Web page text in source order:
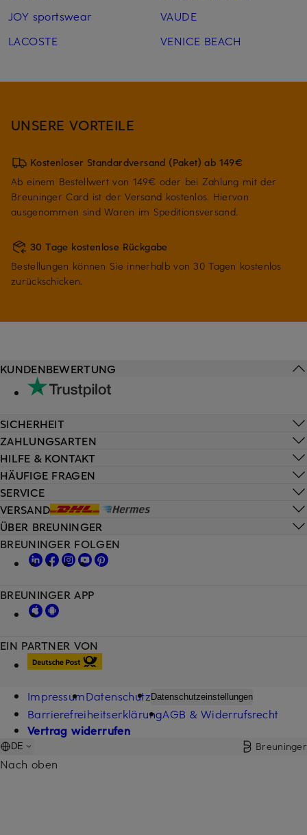
JOY sportswear
LACOSTE
VAUDE
VENICE BEACH
UNSERE VORTEILE
Kostenloser Standardversand (Paket) ab 149€
Ab einem Bestellwert von 149€ oder bei Zahlung mit der
Breuninger Card ist der Versand kostenlos. Hiervon
ausgenommen sind Waren im Speditionsversand.
30 Tage kostenlose Rückgabe
Bestellungen können Sie innerhalb von 30 Tagen kostenlos
zurückschicken.
HILFE & KONTAKT
HÄUFIGE FRAGEN
SERVICE
VERSAND
KUNDENBEWERTUNG
SICHERHEIT
ZAHLUNGSARTEN
ÜBER BREUNINGER
EIN PARTNER VON
BREUNINGER FOLGEN
BREUNINGER APP
ImpressumDatenschutz Datenschutzeinstellungen
BarrierefreiheitserklärungAGB & Widerrufsrecht
Vertrag widerrufen
DE Breuninger
Nach oben